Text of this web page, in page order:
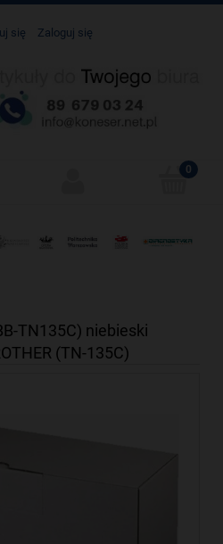
się Zaloguj się
TN135C) niebieski
(TN-135C)